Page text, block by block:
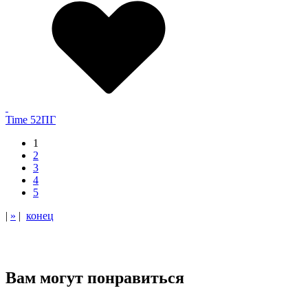
Time 52ПГ
1
2
3
4
5
| » | конец
Вам могут понравиться